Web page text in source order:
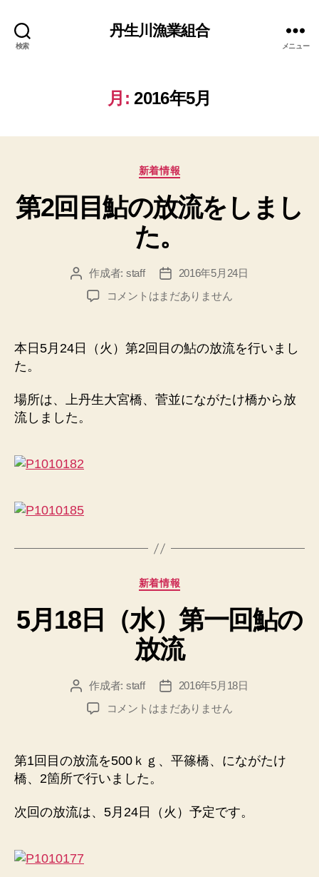
検索
丹生川漁業組合
メニュー
月: 2016年5月
カ
ゴ
リ
新着情報
第2回目鮎の放流をしまし
た。
投 作成者: staff
投
稿
日
2016年5月24日
第
目
鮎
流
コメントはまだありません
本日5月24日（火）第2回目の鮎の放流を行いまし
た。
場所は、上丹生大宮橋、菅並にながたけ橋から放
流しました。
カ
ゴ
リ
ー
新着情報
5月18日（水）第一回鮎の
放流
投 作成者: staff
投
稿
日
2016年5月18日
5
日
（水）
第
回
コメントはまだありません
第1回目の放流を500ｋｇ、平篠橋、にながたけ
橋、2箇所で行いました。
次回の放流は、5月24日（火）予定です。